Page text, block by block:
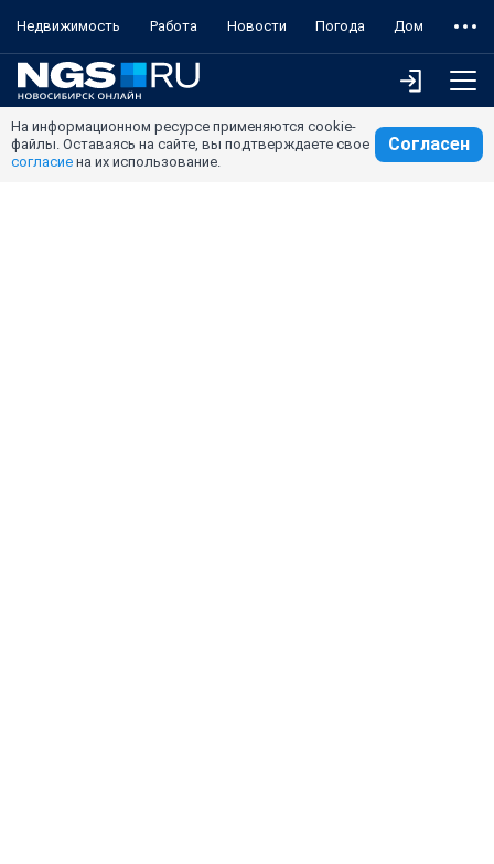
Недвижимость Работа Новости Погода Дом
На информационном ресурсе применяются cookie-
файлы. Оставаясь на сайте, вы подтверждаете свое
согласие на их использование.
Согласен